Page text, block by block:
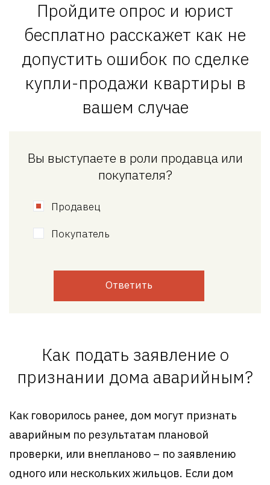
Пройдите опрос и юрист
бесплатно расскажет как не
допустить ошибок по сделке
купли-продажи квартиры в
вашем случае
Вы выступаете в роли продавца или
покупателя?
Продавец
Покупатель
Ответить
Как подать заявление о
признании дома аварийным?
Как говорилось ранее, дом могут признать
аварийным по результатам плановой
проверки, или внепланово – по заявлению
одного или нескольких жильцов. Если дом